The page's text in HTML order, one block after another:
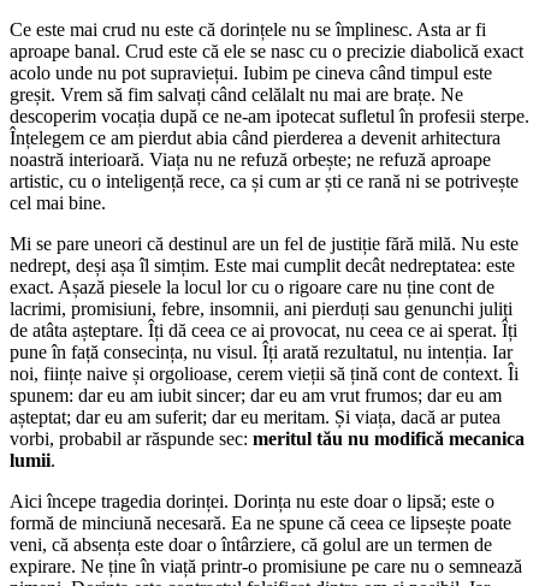
Ce este mai crud nu este că dorințele nu se împlinesc. Asta ar fi
aproape banal. Crud este că ele se nasc cu o precizie diabolică exact
acolo unde nu pot supraviețui. Iubim pe cineva când timpul este
greșit. Vrem să fim salvați când celălalt nu mai are brațe. Ne
descoperim vocația după ce ne-am ipotecat sufletul în profesii sterpe.
Înțelegem ce am pierdut abia când pierderea a devenit arhitectura
noastră interioară. Viața nu ne refuză orbește; ne refuză aproape
artistic, cu o inteligență rece, ca și cum ar ști ce rană ni se potrivește
cel mai bine.
Mi se pare uneori că destinul are un fel de justiție fără milă. Nu este
nedrept, deși așa îl simțim. Este mai cumplit decât nedreptatea: este
exact. Așază piesele la locul lor cu o rigoare care nu ține cont de
lacrimi, promisiuni, febre, insomnii, ani pierduți sau genunchi juliți
de atâta așteptare. Îți dă ceea ce ai provocat, nu ceea ce ai sperat. Îți
pune în față consecința, nu visul. Îți arată rezultatul, nu intenția. Iar
noi, ființe naive și orgolioase, cerem vieții să țină cont de context. Îi
spunem: dar eu am iubit sincer; dar eu am vrut frumos; dar eu am
așteptat; dar eu am suferit; dar eu meritam. Și viața, dacă ar putea
vorbi, probabil ar răspunde sec: meritul tău nu modifică mecanica
lumii.
Aici începe tragedia dorinței. Dorința nu este doar o lipsă; este o
formă de minciună necesară. Ea ne spune că ceea ce lipsește poate
veni, că absența este doar o întârziere, că golul are un termen de
expirare. Ne ține în viață printr-o promisiune pe care nu o semnează